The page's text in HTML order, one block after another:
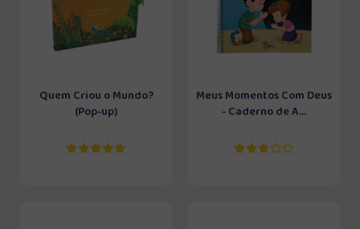
Quem Criou o Mundo?
(Pop-up)
Meus Momentos Com Deus
- Caderno de A...